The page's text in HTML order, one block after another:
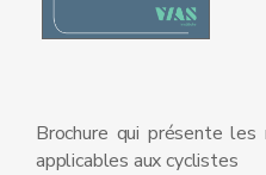
Brochure qui présente
applicables aux cyclistes